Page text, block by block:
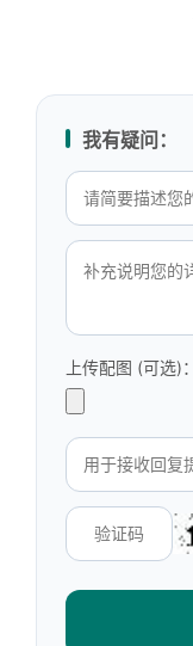
我有疑问：
上传配图 (可选)：